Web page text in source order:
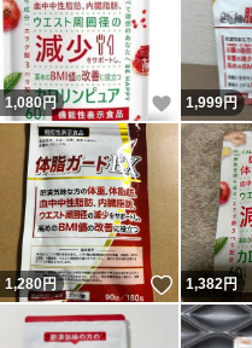
1,080円 いいね！
1,999円
1,280円 いいね！
1,382円